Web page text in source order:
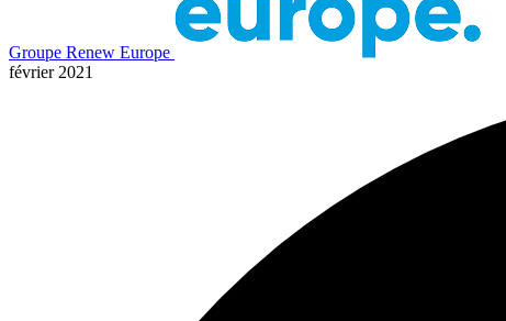
Groupe Renew Europe
février 2021